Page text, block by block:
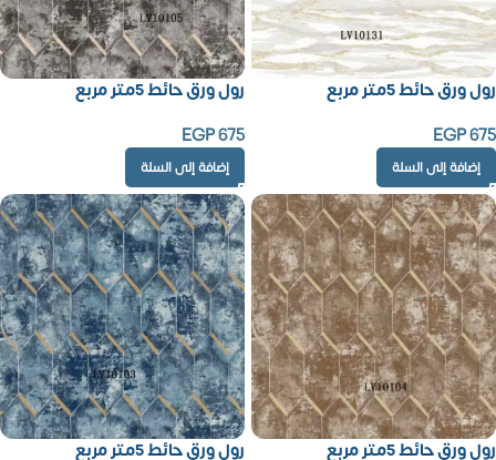
رول ورق حائط 5متر مربع
EGP675
إضافة إلى السلة
رول ورق حائط 5متر مربع
EGP675
إضافة إلى السلة
رول ورق حائط 5متر مربع
رول ورق حائط 5متر مربع